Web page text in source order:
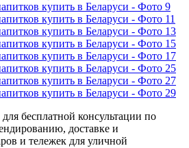
бесплатной консультации по
доставке и
и тележек для уличной